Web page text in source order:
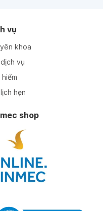
vụ
khoa
vụ
hẹn
shop